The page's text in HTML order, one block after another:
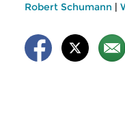
Robert Schumann |